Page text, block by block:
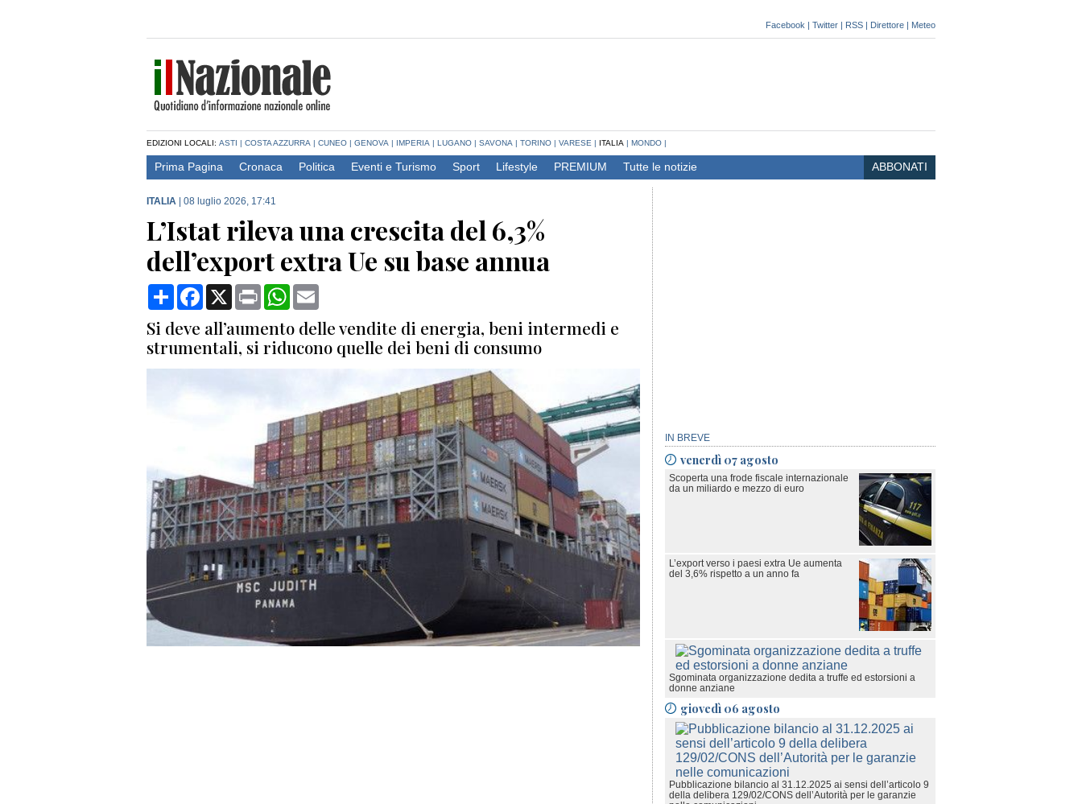
Facebook | Twitter | RSS | Direttore | Meteo
EDIZIONI LOCALI: ASTI | COSTA AZZURRA | CUNEO | GENOVA | IMPERIA | LUGANO | SAVONA | TORINO | VARESE | ITALIA | MONDO |
Prima Pagina Cronaca Politica Eventi e Turismo Sport Lifestyle PREMIUM Tutte le notizie ABBONATI
ITALIA 08 luglio 2026, 17:41
L’Istat rileva una crescita del 6,3%
dell’export extra Ue su base annua
CondividiFacebook
X Print WhatsApp
Si deve all’aumento delle vendite di energia, beni intermedi e
strumentali, si riducono quelle dei beni di consumo
IN BREVE
venerdì 07 agosto
Scoperta una frode fiscale internazionale
da un miliardo e mezzo di euro
L’export verso i paesi extra Ue aumenta
del 3,6% rispetto a un anno fa
Sgominata organizzazione dedita a truffe ed estorsioni a
donne anziane
giovedì 06 agosto
Pubblicazione bilancio al 31.12.2025 ai sensi dell’articolo 9
della delibera 129/02/CONS dell’Autorità per le garanzie